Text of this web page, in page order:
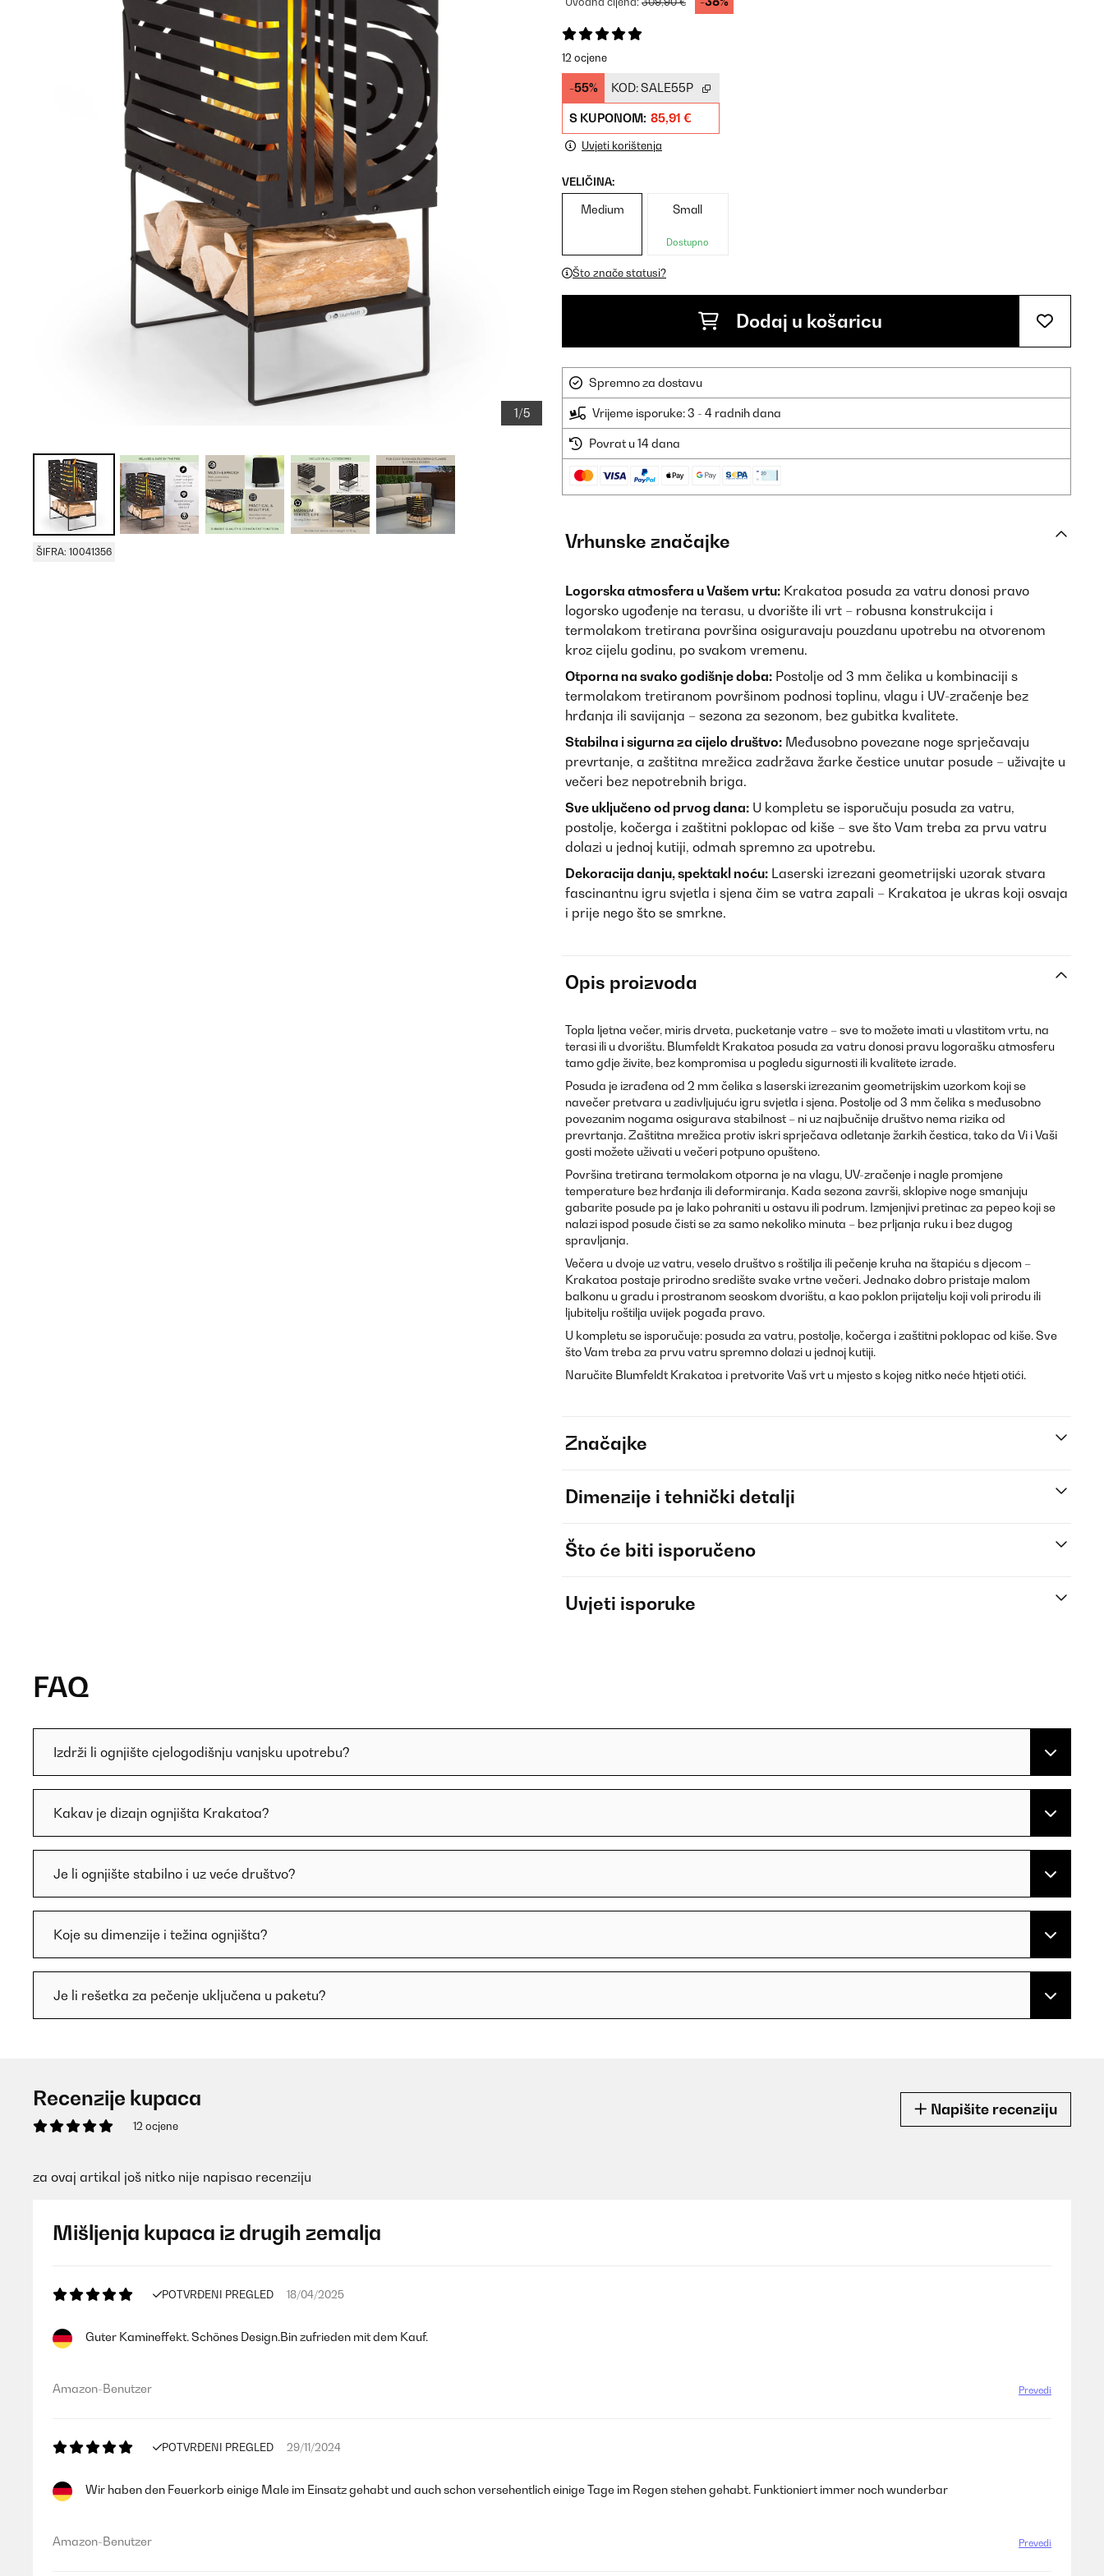
1/5
ŠIFRA: 10041356
12 ocjene
-55% KOD:SALE55P
S KUPONOM: 85,91 €
Uvjeti korištenja
VELIČINA:
Medium Small
Dostupno
Što znače statusi?
Dodaj u košaricu
Spremno za dostavu
Vrijeme isporuke: 3 - 4 radnih dana
Povrat u 14 dana
Vrhunske značajke
Logorska atmosfera u Vašem vrtu: Krakatoa posuda za vatru donosi pravo
logorsko ugođenje na terasu, u dvorište ili vrt – robusna konstrukcija i
termolakom tretirana površina osiguravaju pouzdanu upotrebu na otvorenom
kroz cijelu godinu, po svakom vremenu.
Otporna na svako godišnje doba: Postolje od 3 mm čelika u kombinaciji s
termolakom tretiranom površinom podnosi toplinu, vlagu i UV-zračenje bez
hrđanja ili savijanja – sezona za sezonom, bez gubitka kvalitete.
Stabilna i sigurna za cijelo društvo: Međusobno povezane noge sprječavaju
prevrtanje, a zaštitna mrežica zadržava žarke čestice unutar posude – uživajte u
večeri bez nepotrebnih briga.
Sve uključeno od prvog dana: U kompletu se isporučuju posuda za vatru,
postolje, kočerga i zaštitni poklopac od kiše – sve što Vam treba za prvu vatru
dolazi u jednoj kutiji, odmah spremno za upotrebu.
Dekoracija danju, spektakl noću: Laserski izrezani geometrijski uzorak stvara
fascinantnu igru svjetla i sjena čim se vatra zapali – Krakatoa je ukras koji osvaja
i prije nego što se smrkne.
Opis proizvoda
Topla ljetna večer, miris drveta, pucketanje vatre – sve to možete imati u vlastitom vrtu, na
terasi ili u dvorištu. Blumfeldt Krakatoa posuda za vatru donosi pravu logorašku atmosferu
tamo gdje živite, bez kompromisa u pogledu sigurnosti ili kvalitete izrade.
Posuda je izrađena od 2 mm čelika s laserski izrezanim geometrijskim uzorkom koji se
navečer pretvara u zadivljujuću igru svjetla i sjena. Postolje od 3 mm čelika s međusobno
povezanim nogama osigurava stabilnost – ni uz najbučnije društvo nema rizika od
prevrtanja. Zaštitna mrežica protiv iskri sprječava odletanje žarkih čestica, tako da Vi i Vaši
gosti možete uživati u večeri potpuno opušteno.
Površina tretirana termolakom otporna je na vlagu, UV-zračenje i nagle promjene
temperature bez hrđanja ili deformiranja. Kada sezona završi, sklopive noge smanjuju
gabarite posude pa je lako pohraniti u ostavu ili podrum. Izmjenjivi pretinac za pepeo koji se
nalazi ispod posude čisti se za samo nekoliko minuta – bez prljanja ruku i bez dugog
spravljanja.
Večera u dvoje uz vatru, veselo društvo s roštilja ili pečenje kruha na štapiću s djecom –
Krakatoa postaje prirodno središte svake vrtne večeri. Jednako dobro pristaje malom
balkonu u gradu i prostranom seoskom dvorištu, a kao poklon prijatelju koji voli prirodu ili
ljubitelju roštilja uvijek pogađa pravo.
U kompletu se isporučuje: posuda za vatru, postolje, kočerga i zaštitni poklopac od kiše. Sve
što Vam treba za prvu vatru spremno dolazi u jednoj kutiji.
Naručite Blumfeldt Krakatoa i pretvorite Vaš vrt u mjesto s kojeg nitko neće htjeti otići.
Značajke
Dimenzije i tehnički detalji
Što će biti isporučeno
Uvjeti isporuke
FAQ
Izdrži li ognjište cjelogodišnju vanjsku upotrebu?
Kakav je dizajn ognjišta Krakatoa?
Je li ognjište stabilno i uz veće društvo?
Koje su dimenzije i težina ognjišta?
Je li rešetka za pečenje uključena u paketu?
Recenzije kupaca
12 ocjene
Napišite recenziju
za ovaj artikal još nitko nije napisao recenziju
Mišljenja kupaca iz drugih zemalja
POTVRĐENI PREGLED 18/04/2025
Guter Kamineffekt. Schönes Design.Bin zufrieden mit dem Kauf.
Amazon-Benutzer Prevedi
POTVRĐENI PREGLED 29/11/2024
Wir haben den Feuerkorb einige Male im Einsatz gehabt und auch schon versehentlich einige Tage im Regen stehen gehabt. Funktioniert immer noch wunderbar
Amazon-Benutzer Prevedi